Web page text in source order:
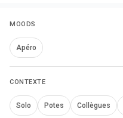
MOODS
Apéro
CONTEXTE
Solo Potes Collègues